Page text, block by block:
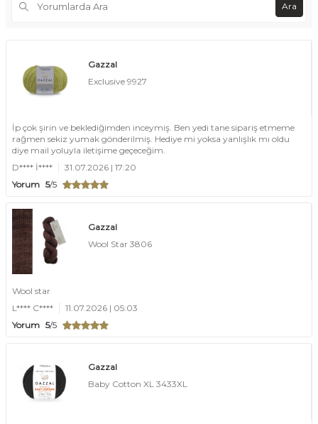
Ara
Gazzal
Exclusive 9927
İp çok şirin ve beklediğimden inceymiş. Ben yedi tane sipariş etmeme
rağmen sekiz yumak gönderilmiş. Hediye mi yoksa yanlışlık mı oldu
diye mail yoluyla iletişime geçeceğim.
D**** İ****
31.07.2026 | 17:20
Yorum 5/5
Gazzal
Wool Star 3806
Wool star
L**** C****
11.07.2026 | 05:03
Yorum 5/5
Gazzal
Baby Cotton XL 3433XL